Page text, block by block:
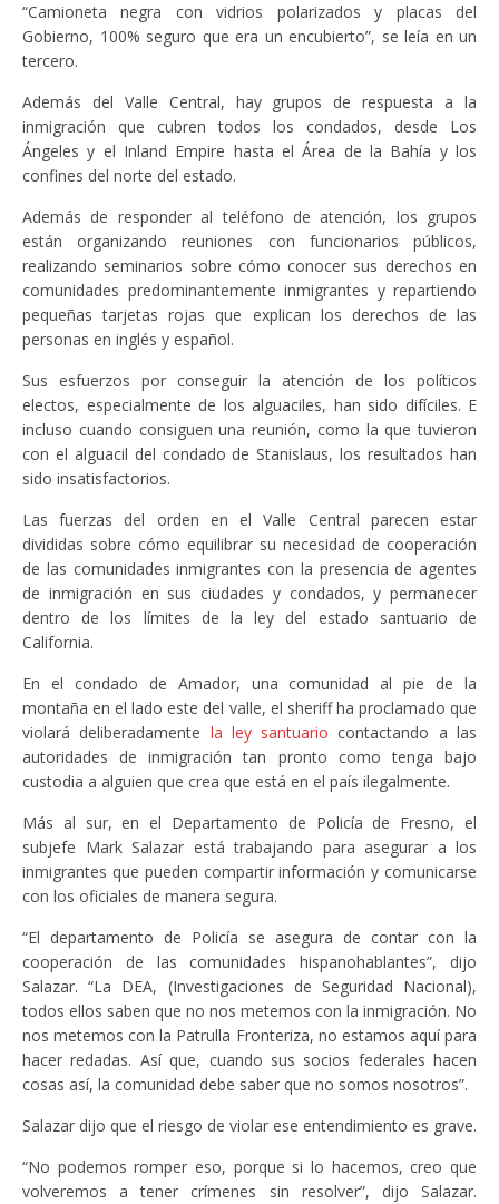
“Camioneta negra con vidrios polarizados y placas del
Gobierno, 100% seguro que era un encubierto”, se leía en un
tercero.
Además del Valle Central, hay grupos de respuesta a la
inmigración que cubren todos los condados, desde Los
Ángeles y el Inland Empire hasta el Área de la Bahía y los
confines del norte del estado.
Además de responder al teléfono de atención, los grupos
están organizando reuniones con funcionarios públicos,
realizando seminarios sobre cómo conocer sus derechos en
comunidades predominantemente inmigrantes y repartiendo
pequeñas tarjetas rojas que explican los derechos de las
personas en inglés y español.
Sus esfuerzos por conseguir la atención de los políticos
electos, especialmente de los alguaciles, han sido difíciles. E
incluso cuando consiguen una reunión, como la que tuvieron
con el alguacil del condado de Stanislaus, los resultados han
sido insatisfactorios.
Las fuerzas del orden en el Valle Central parecen estar
divididas sobre cómo equilibrar su necesidad de cooperación
de las comunidades inmigrantes con la presencia de agentes
de inmigración en sus ciudades y condados, y permanecer
dentro de los límites de la ley del estado santuario de
California.
En el condado de Amador, una comunidad al pie de la
montaña en el lado este del valle, el sheriff ha proclamado que
violará deliberadamente la ley santuario contactando a las
autoridades de inmigración tan pronto como tenga bajo
custodia a alguien que crea que está en el país ilegalmente.
Más al sur, en el Departamento de Policía de Fresno, el
subjefe Mark Salazar está trabajando para asegurar a los
inmigrantes que pueden compartir información y comunicarse
con los oficiales de manera segura.
“El departamento de Policía se asegura de contar con la
cooperación de las comunidades hispanohablantes”, dijo
Salazar. “La DEA, (Investigaciones de Seguridad Nacional),
todos ellos saben que no nos metemos con la inmigración. No
nos metemos con la Patrulla Fronteriza, no estamos aquí para
hacer redadas. Así que, cuando sus socios federales hacen
cosas así, la comunidad debe saber que no somos nosotros”.
Salazar dijo que el riesgo de violar ese entendimiento es grave.
“No podemos romper eso, porque si lo hacemos, creo que
volveremos a tener crímenes sin resolver”, dijo Salazar.